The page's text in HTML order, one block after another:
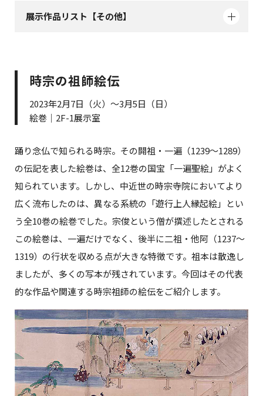
展示作品リスト【その他】
時宗の祖師絵伝
2023年2月7日（火）～3月5日（日）
絵巻｜2F-1展示室
踊り念仏で知られる時宗。その開祖・一遍（1239～1289）
の伝記を表した絵巻は、全12巻の国宝「一遍聖絵」がよく
知られています。しかし、中近世の時宗寺院においてより
広く流布したのは、異なる系統の「遊行上人縁起絵」とい
う全10巻の絵巻でした。宗俊という僧が撰述したとされる
この絵巻は、一遍だけでなく、後半に二祖・他阿（1237～
1319）の行状を収める点が大きな特徴です。祖本は散逸し
ましたが、多くの写本が残されています。今回はその代表
的な作品や関連する時宗祖師の絵伝をご紹介します。